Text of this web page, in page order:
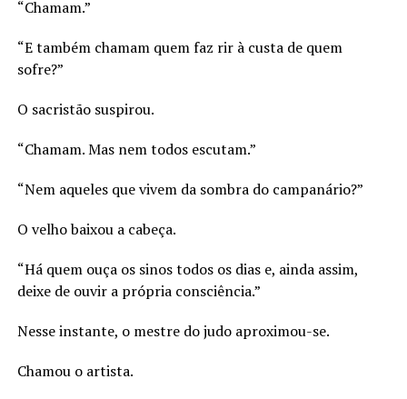
“Chamam.”
“E também chamam quem faz rir à custa de quem
sofre?”
O sacristão suspirou.
“Chamam. Mas nem todos escutam.”
“Nem aqueles que vivem da sombra do campanário?”
O velho baixou a cabeça.
“Há quem ouça os sinos todos os dias e, ainda assim,
deixe de ouvir a própria consciência.”
Nesse instante, o mestre do judo aproximou-se.
Chamou o artista.